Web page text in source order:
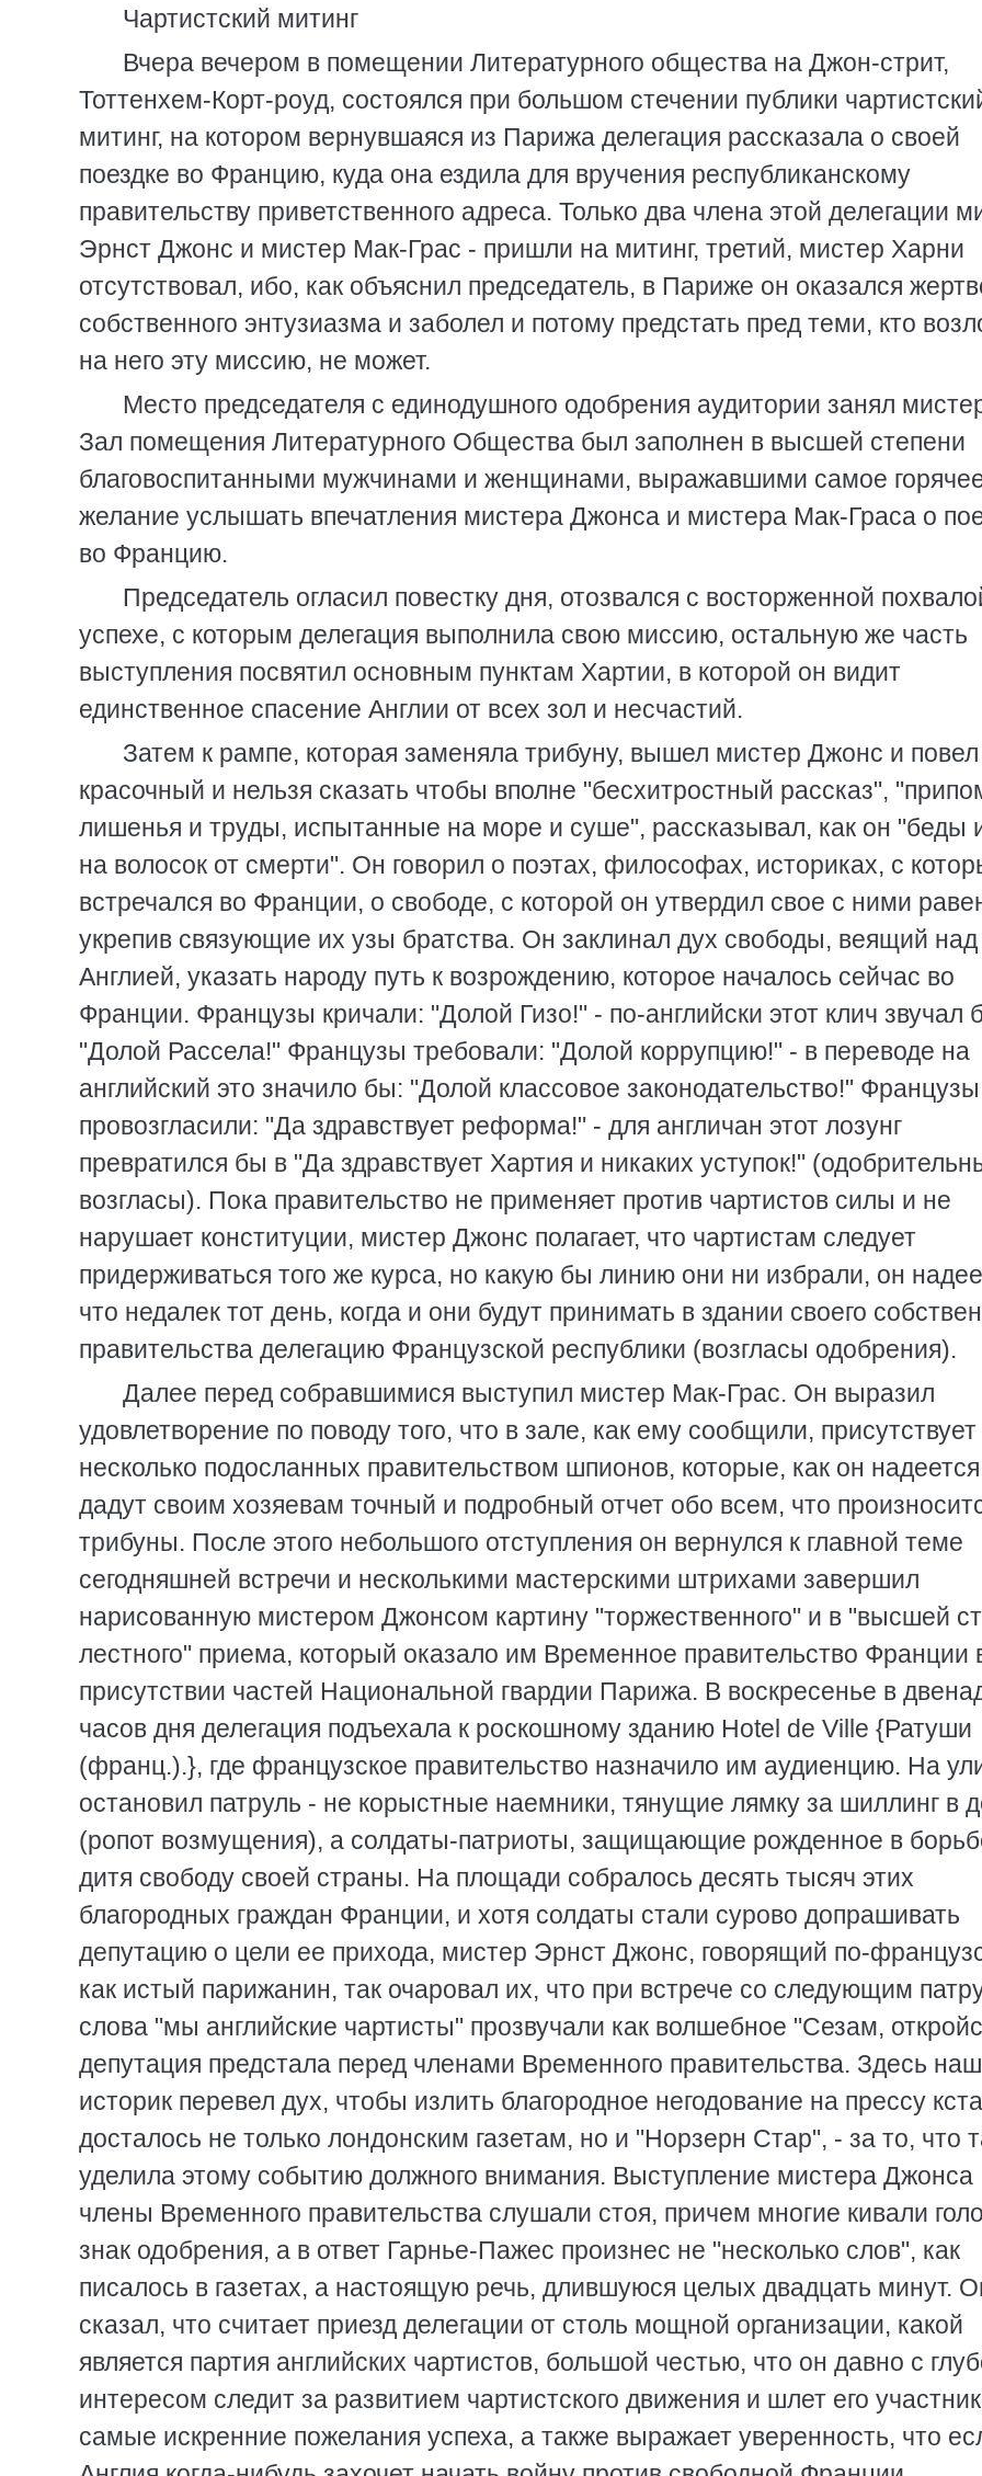
Чартистский митинг
Вчера вечером в помещении Литературного общества на Джон-стрит,
Тоттенхем-Корт-роуд, состоялся при большом стечении публики
митинг, на котором вернувшаяся из Парижа делегация рассказала о своей
поездке во Францию, куда она ездила для вручения республиканскому
правительству приветственного адреса. Только два члена этой делегации
Эрнст Джонс и мистер Мак-Грас - пришли на митинг, третий, мистер Харни
отсутствовал, ибо, как объяснил председатель, в Париже он оказался
собственного энтузиазма и заболел и потому предстать пред теми, кто
на него эту миссию, не может.
Место председателя с единодушного одобрения аудитории занял
Зал помещения Литературного Общества был заполнен в высшей степени
благовоспитанными мужчинами и женщинами, выражавшими самое
желание услышать впечатления мистера Джонса и мистера Мак-Граса о
во Францию.
Председатель огласил повестку дня, отозвался с восторженной
успехе, с которым делегация выполнила свою миссию, остальную же часть
выступления посвятил основным пунктам Хартии, в которой он видит
единственное спасение Англии от всех зол и несчастий.
Затем к рампе, которая заменяла трибуну, вышел мистер Джонс и повел
красочный и нельзя сказать чтобы вполне "бесхитростный рассказ",
лишенья и труды, испытанные на море и суше", рассказывал, как он "беды
на волосок от смерти". Он говорил о поэтах, философах, историках, с
встречался во Франции, о свободе, с которой он утвердил свое с ними
укрепив связующие их узы братства. Он заклинал дух свободы, веящий над
Англией, указать народу путь к возрождению, которое началось сейчас во
Франции. Французы кричали: "Долой Гизо!" - по-английски этот клич звучал
"Долой Рассела!" Французы требовали: "Долой коррупцию!" - в переводе на
английский это значило бы: "Долой классовое законодательство!" Французы
провозгласили: "Да здравствует реформа!" - для англичан этот лозунг
превратился бы в "Да здравствует Хартия и никаких уступок!"
возгласы). Пока правительство не применяет против чартистов силы и не
нарушает конституции, мистер Джонс полагает, что чартистам следует
придерживаться того же курса, но какую бы линию они ни избрали, он
что недалек тот день, когда и они будут принимать в здании своего
правительства делегацию Французской республики (возгласы одобрения).
Далее перед собравшимися выступил мистер Мак-Грас. Он выразил
удовлетворение по поводу того, что в зале, как ему сообщили, присутствует
несколько подосланных правительством шпионов, которые, как он
дадут своим хозяевам точный и подробный отчет обо всем, что
трибуны. После этого небольшого отступления он вернулся к главной теме
сегодняшней встречи и несколькими мастерскими штрихами завершил
нарисованную мистером Джонсом картину "торжественного" и в "высшей
лестного" приема, который оказало им Временное правительство Франции
присутствии частей Национальной гвардии Парижа. В воскресенье в
часов дня делегация подъехала к роскошному зданию Hotel de Ville {Ратуши
(франц.).}, где французское правительство назначило им аудиенцию. На
остановил патруль - не корыстные наемники, тянущие лямку за шиллинг в
(ропот возмущения), а солдаты-патриоты, защищающие рожденное в
дитя свободу своей страны. На площади собралось десять тысяч этих
благородных граждан Франции, и хотя солдаты стали сурово допрашивать
депутацию о цели ее прихода, мистер Эрнст Джонс, говорящий по-
как истый парижанин, так очаровал их, что при встрече со следующим
слова "мы английские чартисты" прозвучали как волшебное "Сезам,
депутация предстала перед членами Временного правительства. Здесь наш
историк перевел дух, чтобы излить благородное негодование на прессу
досталось не только лондонским газетам, но и "Норзерн Стар", - за то, что
уделила этому событию должного внимания. Выступление мистера Джонса
члены Временного правительства слушали стоя, причем многие кивали
знак одобрения, а в ответ Гарнье-Пажес произнес не "несколько слов", как
писалось в газетах, а настоящую речь, длившуюся целых двадцать минут.
сказал, что считает приезд делегации от столь мощной организации, какой
является партия английских чартистов, большой честью, что он давно с
интересом следит за развитием чартистского движения и шлет его
самые искренние пожелания успеха, а также выражает уверенность, что